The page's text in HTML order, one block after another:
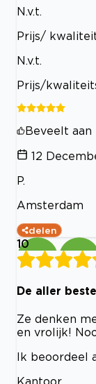
N.v.t.
Prijs/
N.v.t.
Prijs/
Beveelt aan
12
P.
Amsterdam
delen
10
De aller
Ze denken
en vrolijk!
Ik beoordeel
Kantoor